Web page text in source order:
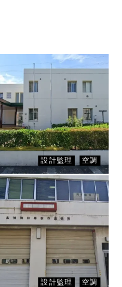
CLIENT
かわさき健康づくりセンタ
ー
設計監理 空調
CLIENT
川崎市消防局 高津消防署
新作出張所
設計監理 空調